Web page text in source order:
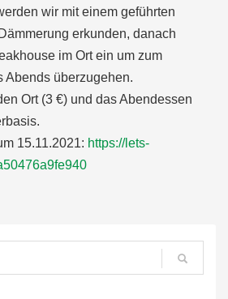
wir mit einem geführten
erkunden, danach
im Ort ein um zum
Abends überzugehen.
Ort (3 €) und das Abendessen
15.11.2021: https://lets-